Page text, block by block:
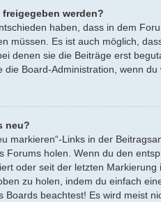
werden?
haben, dass in dem
müssen. Es ist auch möglich,
denen sie die Beiträge erst
die Board-Administration, wenn
neu?
markieren“-Links in der
Forums holen. Wenn du den
oder seit der letzten
zu holen, indem du einfach
Boards beachtest! Es wird meist